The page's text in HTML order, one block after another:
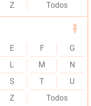
Z Todos
E F
G
L M
N
S T
U
Z Todos